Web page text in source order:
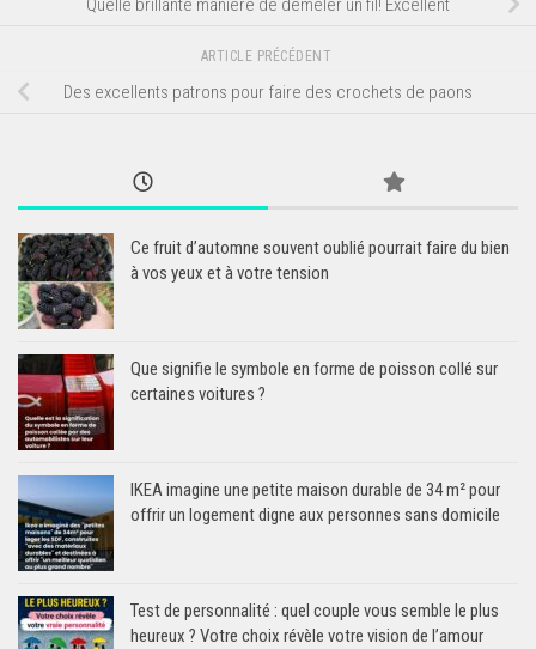
Quelle brillante manière de démêler un fil! Excellent
ARTICLE PRÉCÉDENT
Des excellents patrons pour faire des crochets de paons
Ce fruit d’automne souvent oublié pourrait faire du bien
à vos yeux et à votre tension
Que signifie le symbole en forme de poisson collé sur
certaines voitures ?
IKEA imagine une petite maison durable de 34 m² pour
offrir un logement digne aux personnes sans domicile
Test de personnalité : quel couple vous semble le plus
heureux ? Votre choix révèle votre vision de l’amour